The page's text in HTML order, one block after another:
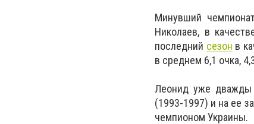
Минувший
Николаев, в
последний сезон в
в среднем 6,1 очка,
Леонид уже дважды
(1993-1997) и на ее
чемпионом Украины.